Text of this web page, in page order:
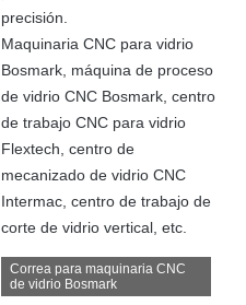
precisión.
Maquinaria CNC para vidrio
Bosmark, máquina de proceso
de vidrio CNC Bosmark, centro
de trabajo CNC para vidrio
Flextech, centro de
mecanizado de vidrio CNC
Intermac, centro de trabajo de
corte de vidrio vertical, etc.
Correa para maquinaria CNC
de vidrio Bosmark